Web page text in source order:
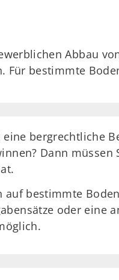
Abbau
Für bestimmte
bergrechtliche
Dann
bestimmte
oder eine